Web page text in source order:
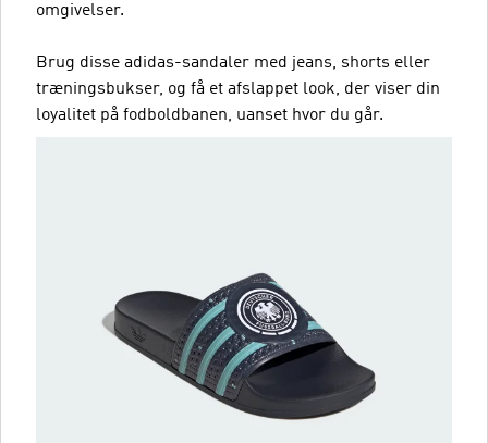
omgivelser.
Brug disse adidas-sandaler med jeans, shorts eller
træningsbukser, og få et afslappet look, der viser din
loyalitet på fodboldbanen, uanset hvor du går.